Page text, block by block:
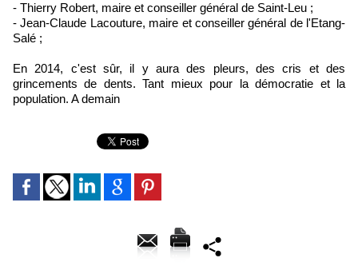
- Thierry Robert, maire et conseiller général de Saint-Leu ;
- Jean-Claude Lacouture, maire et conseiller général de l'Etang-
Salé ;
En 2014, c'est sûr, il y aura des pleurs, des cris et des
grincements de dents. Tant mieux pour la démocratie et la
population. A demain